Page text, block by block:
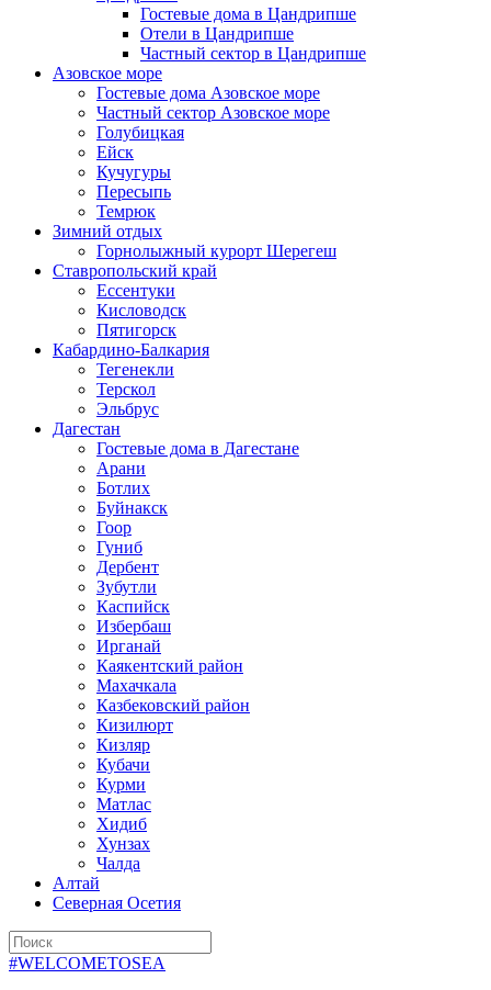
Гостевые дома в Цандрипше
Отели в Цандрипше
Частный сектор в Цандрипше
Азовское море
Гостевые дома Азовское море
Частный сектор Азовское море
Голубицкая
Ейск
Кучугуры
Пересыпь
Темрюк
Зимний отдых
Горнолыжный курорт Шерегеш
Ставропольский край
Ессентуки
Кисловодск
Пятигорск
Кабардино-Балкария
Тегенекли
Терскол
Эльбрус
Дагестан
Гостевые дома в Дагестане
Арани
Ботлих
Буйнакск
Гоор
Гуниб
Дербент
Зубутли
Каспийск
Избербаш
Ирганай
Каякентский район
Махачкала
Казбековский район
Кизилюрт
Кизляр
Кубачи
Курми
Матлас
Хидиб
Хунзах
Чалда
Алтай
Северная Осетия
#WELCOMETOSEA